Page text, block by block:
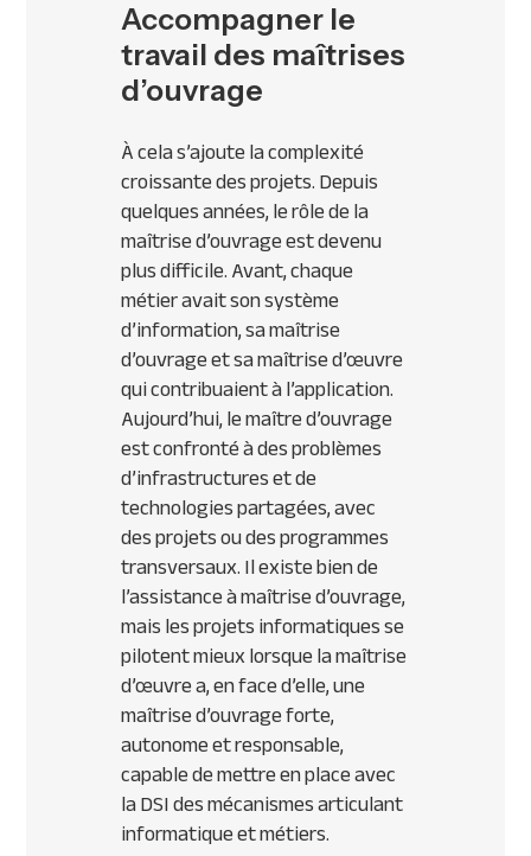
Accompagner le
travail des maîtrises
d’ouvrage
À cela s’ajoute la complexité
croissante des projets. Depuis
quelques années, le rôle de la
maîtrise d’ouvrage est devenu
plus difficile. Avant, chaque
métier avait son système
d’information, sa maîtrise
d’ouvrage et sa maîtrise d’œuvre
qui contribuaient à l’application.
Aujourd’hui, le maître d’ouvrage
est confronté à des problèmes
d’infrastructures et de
technologies partagées, avec
des projets ou des programmes
transversaux. Il existe bien de
l’assistance à maîtrise d’ouvrage,
mais les projets informatiques se
pilotent mieux lorsque la maîtrise
d’œuvre a, en face d’elle, une
maîtrise d’ouvrage forte,
autonome et responsable,
capable de mettre en place avec
la DSI des mécanismes articulant
informatique et métiers.